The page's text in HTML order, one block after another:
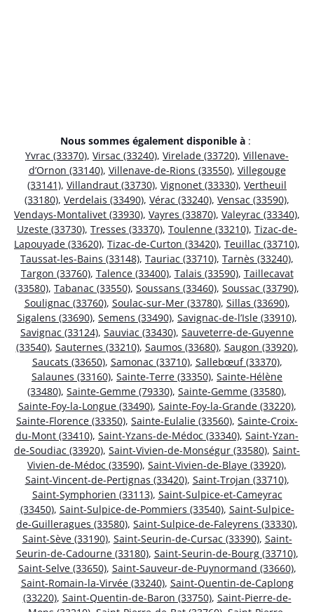
Nous sommes également disponible à :
Yvrac (33370), Virsac (33240), Virelade (33720), Villenave-
d’Ornon (33140), Villenave-de-Rions (33550), Villegouge
(33141), Villandraut (33730), Vignonet (33330), Vertheuil
(33180), Verdelais (33490), Vérac (33240), Vensac (33590),
Vendays-Montalivet (33930), Vayres (33870), Valeyrac (33340),
Uzeste (33730), Tresses (33370), Toulenne (33210), Tizac-de-
Lapouyade (33620), Tizac-de-Curton (33420), Teuillac (33710),
Taussat-les-Bains (33148), Tauriac (33710), Tarnès (33240),
Targon (33760), Talence (33400), Talais (33590), Taillecavat
(33580), Tabanac (33550), Soussans (33460), Soussac (33790),
Soulignac (33760), Soulac-sur-Mer (33780), Sillas (33690),
Sigalens (33690), Semens (33490), Savignac-de-l’Isle (33910),
Savignac (33124), Sauviac (33430), Sauveterre-de-Guyenne
(33540), Sauternes (33210), Saumos (33680), Saugon (33920),
Saucats (33650), Samonac (33710), Sallebœuf (33370),
Salaunes (33160), Sainte-Terre (33350), Sainte-Hélène
(33480), Sainte-Gemme (79330), Sainte-Gemme (33580),
Sainte-Foy-la-Longue (33490), Sainte-Foy-la-Grande (33220),
Sainte-Florence (33350), Sainte-Eulalie (33560), Sainte-Croix-
du-Mont (33410), Saint-Yzans-de-Médoc (33340), Saint-Yzan-
de-Soudiac (33920), Saint-Vivien-de-Monségur (33580), Saint-
Vivien-de-Médoc (33590), Saint-Vivien-de-Blaye (33920),
Saint-Vincent-de-Pertignas (33420), Saint-Trojan (33710),
Saint-Symphorien (33113), Saint-Sulpice-et-Cameyrac
(33450), Saint-Sulpice-de-Pommiers (33540), Saint-Sulpice-
de-Guilleragues (33580), Saint-Sulpice-de-Faleyrens (33330),
Saint-Sève (33190), Saint-Seurin-de-Cursac (33390), Saint-
Seurin-de-Cadourne (33180), Saint-Seurin-de-Bourg (33710),
Saint-Selve (33650), Saint-Sauveur-de-Puynormand (33660),
Saint-Romain-la-Virvée (33240), Saint-Quentin-de-Caplong
(33220), Saint-Quentin-de-Baron (33750), Saint-Pierre-de-